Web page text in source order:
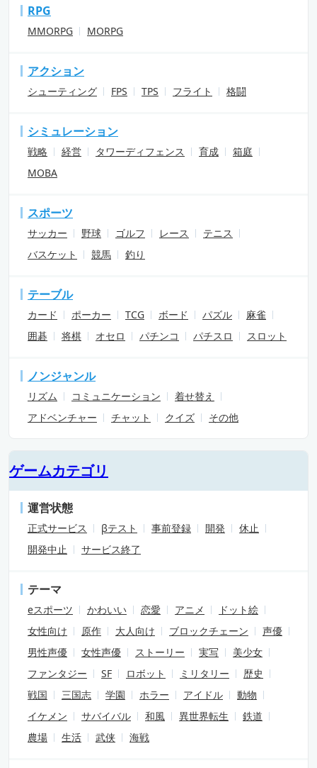
RPG
MMORPG MORPG
アクション
シューティング FPS TPS フライト 格闘
シミュレーション
戦略 経営 タワーディフェンス 育成
箱庭
MOBA
スポーツ
サッカー 野球 ゴルフ レース
テニス
バスケット
競馬 釣り
テーブル
カード ポーカー TCG ボード パズル
麻雀
囲碁
将棋 オセロ パチンコ パチスロ スロット
ノンジャンル
リズム コミュニケーション
着せ替え
アドベンチャー
チャット クイズ その他
ゲームカテゴリ
運営状態
正式サービス βテスト 事前登録 開発
休止
開発中止
サービス終了
テーマ
eスポーツ かわいい 恋愛 アニメ
ドット絵
女性向け
原作 大人向け ブロックチェーン
声優
男性声優
女性声優 ストーリー 実写
美少女
ファンタジー
SF ロボット ミリタリー
歴史
戦国
三国志 学園 ホラー アイドル
動物
イケメン
サバイバル 和風 異世界転生
鉄道
農場
生活 武侠 海戦